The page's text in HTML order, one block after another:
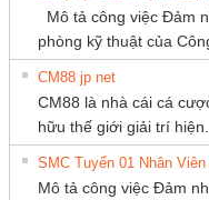
FSP/2X1/1X2
sát chuỗi
tấm pin
16I+
(2502520000)
Bộ chỉnh
điện
BKE
Ty TNHH
Bị Điện Nam
Thịnh
DỊCH
GIA
Mô tả công việc Đảm
phòng kỹ thuật của
CM88 jp net
CM88 là nhà cái cá
hữu thế giới giải trí hiện...
SMC Tuyển 01 Nhân
Mô tả công việc Đảm